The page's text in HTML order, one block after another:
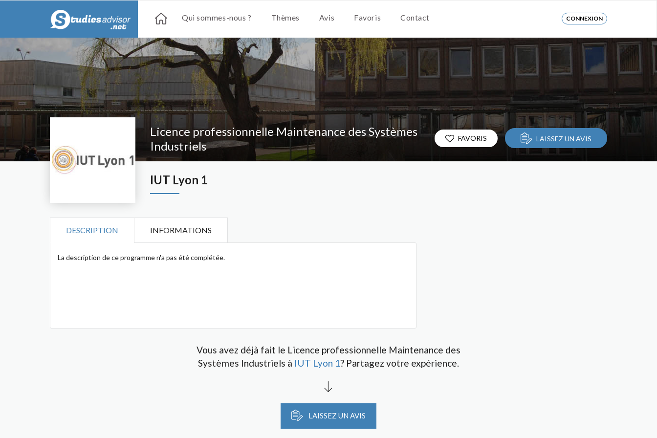
Qui sommes-nous ? Thèmes Avis Favoris Contact CONNEXION
Licence professionnelle Maintenance des Systèmes
Industriels
IUT Lyon 1
FAVORIS LAISSEZ UN AVIS
DESCRIPTION INFORMATIONS
La description de ce programme n'a pas été complétée.
Vous avez déjà fait le Licence professionnelle Maintenance des
Systèmes Industriels à IUT Lyon 1? Partagez votre expérience.
LAISSEZ UN AVIS